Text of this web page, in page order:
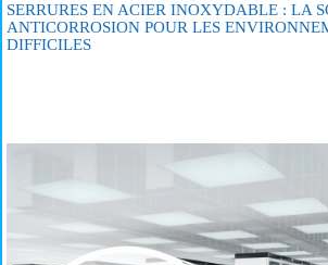
SERRURES EN ACIER INOXYDABLE : LA
ANTICORROSION POUR LES
DIFFICILES